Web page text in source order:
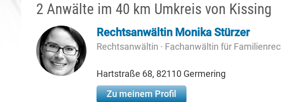
2 Anwälte im 40 km Umkreis von Kissing
Rechtsanwältin Monika Stürzer
Rechtsanwältin · Fachanwältin für
Hartstraße 68, 82110 Germering
Zu meinem Profil